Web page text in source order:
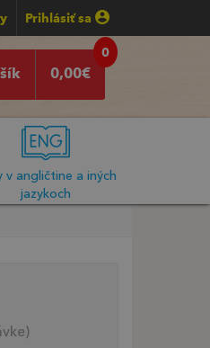
Prihlásiť sa
0
0,00€
v angličtine a iných
jazykoch